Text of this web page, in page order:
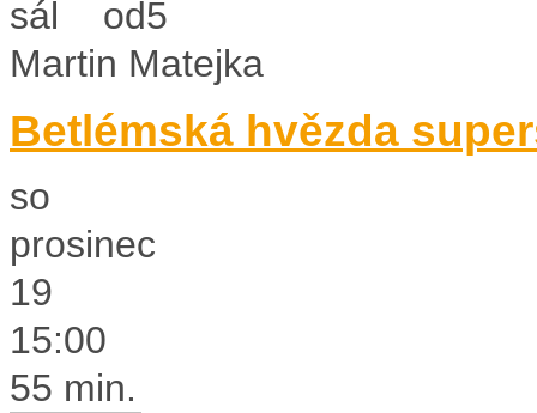
Martin Matejka
Betlémská hvězda
so
prosinec
19
15:00
55 min.